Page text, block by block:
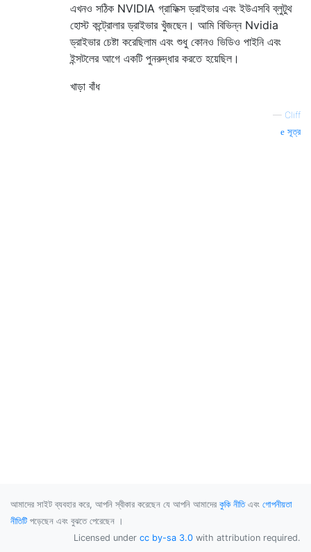
এখনও সঠিক NVIDIA গ্রাফিক্স ড্রাইভার এবং ইউএসবি ব্লুটুথ
হোস্ট কন্ট্রোলার ড্রাইভার খুঁজছেন। আমি বিভিন্ন Nvidia
ড্রাইভার চেষ্টা করেছিলাম এবং শুধু কোনও ভিডিও পাইনি এবং
ইন্সটলের আগে একটি পুনরুদ্ধার করতে হয়েছিল।
খাড়া বাঁধ
— Cliff
সূত্র
আমাদের সাইট ব্যবহার করে, আপনি স্বীকার করেছেন যে আপনি আমাদের কুকি নীতিএবং গোপনীয়তা
নীতিটি পড়েছেন এবং বুঝতে পেরেছেন ।
Licensed under cc by-sa 3.0 with attribution required.